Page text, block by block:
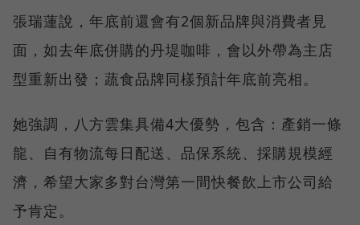
張瑞蓮說，年底前還會有2個新品牌與消費者見
面，如去年底併購的丹堤咖啡，會以外帶為主店
型重新出發；蔬食品牌同樣預計年底前亮相。
她強調，八方雲集具備4大優勢，包含：產銷一條
龍、自有物流每日配送、品保系統、採購規模經
濟，希望大家多對台灣第一間快餐飲上市公司給
予肯定。